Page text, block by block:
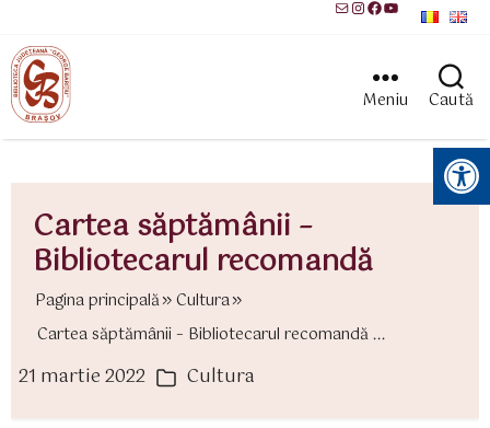
MailInstagram
Facebook
YouTube
Meniu Caută
Instrumente pentru accesibilitate
Cartea săptămânii –
Bibliotecarul recomandă
Pagina principală
Cultura
Cartea săptămânii – Bibliotecarul recomandă ...
21 martie 2022 Categorii
Cultura